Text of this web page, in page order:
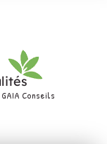
Conseils